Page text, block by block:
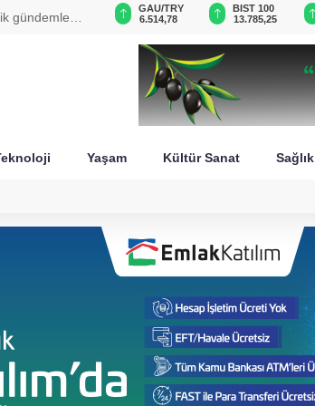
paylaşımı
0,0018
GAU/TRY
6.514,78
BIST 100
13.785,25
Yaşam Kültür Sanat Sağlık